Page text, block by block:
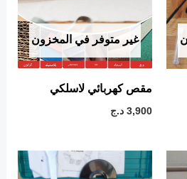
غير متوفر في المخزون
مقص كهربائي لاسلكي
3,900 د.ج